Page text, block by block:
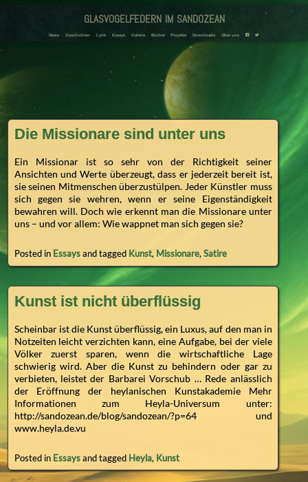
glasvogelfedern im sandozean
Amanda und Adriana Landmann
News Geschichten Lyrik Essays Galerie Bücher Projekte Downloads Über uns F T
Die Missionare sind unter uns
Ein Missionar ist so sehr von der Richtigkeit seiner
Ansichten und Werte überzeugt, dass er jederzeit bereit ist,
sie seinen Mitmenschen überzustülpen. Jeder Künstler muss
sich gegen sie wehren, wenn er seine Eigenständigkeit
bewahren will. Doch wie erkennt man die Missionare unter
uns – und vor allem: Wie wappnet man sich gegen sie?
Posted in Essaysand tagged Kunst, Missionare,Satire
Kunst ist nicht überflüssig
Scheinbar ist die Kunst überflüssig, ein Luxus, auf den man in
Notzeiten leicht verzichten kann, eine Aufgabe, bei der viele
Völker zuerst sparen, wenn die wirtschaftliche Lage
schwierig wird. Aber die Kunst zu behindern oder gar zu
verbieten, leistet der Barbarei Vorschub … Rede anlässlich
der Eröffnung der heylanischen Kunstakademie Mehr
Informationen zum Heyla-Universum unter:
http://sandozean.de/blog/sandozean/?p=64 und
www.heyla.de.vu
Posted in Essaysand tagged Heyla, Kunst